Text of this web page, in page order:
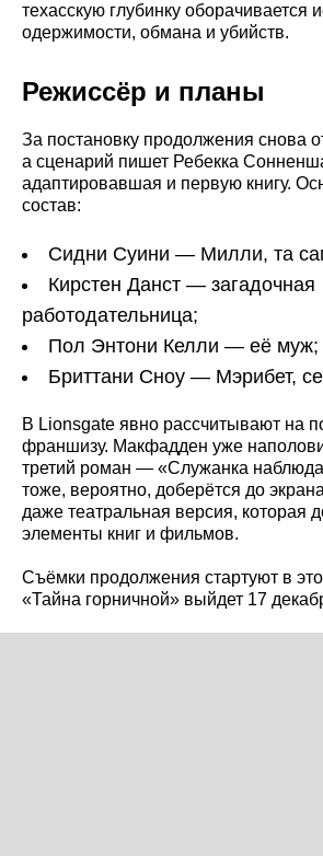
техасскую глубинку оборачивается
одержимости, обмана и убийств.
Режиссёр и планы
За постановку продолжения снова
а сценарий пишет Ребекка
адаптировавшая и первую книгу.
состав:
Сидни Суини — Милли, та
Кирстен Данст — загадочная
работодательница;
Пол Энтони Келли — её муж;
Бриттани Сноу — Мэрибет,
В Lionsgate явно рассчитывают на
франшизу. Макфадден уже
третий роман — «Служанка
тоже, вероятно, доберётся до
даже театральная версия, которая
элементы книг и фильмов.
Съёмки продолжения стартуют в
«Тайна горничной» выйдет 17